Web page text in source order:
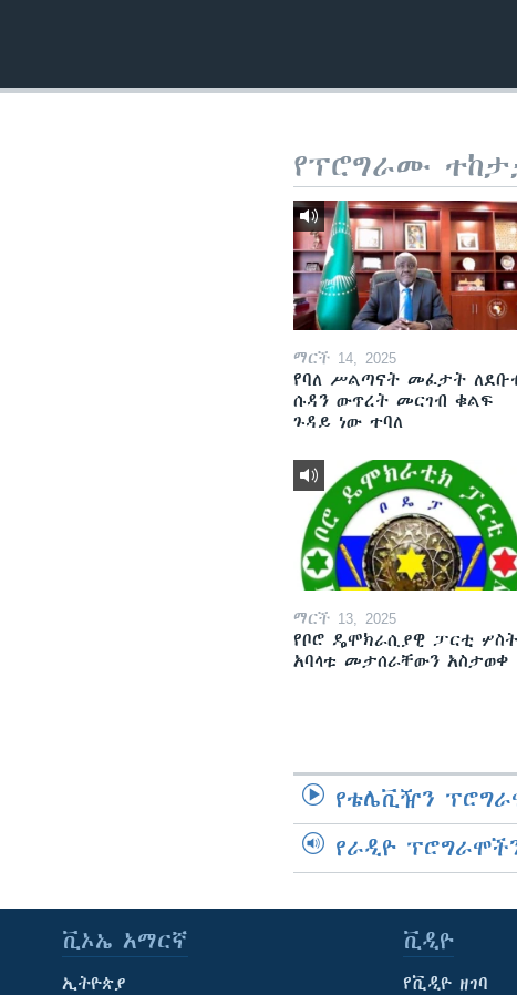
የፕሮግራሙ
ማርች 14, 2025
የባለ ሥልጣናት መፈታት
ሱዳን ውጥረት መርገብ ቁልፍ
ጉዳይ ነው ተባለ
ማርች 13, 2025
የቦሮ ዴሞክራሲያዊ ፓርቲ ሦስት
አባላቱ መታሰራቸውን አስታወቀ
የቴሌቪዥን
የራዲዮ
ቪኦኤ አማርኛ
ኢትዮጵያ
ቪዲዮ
የቪዲዮ ዘገባ